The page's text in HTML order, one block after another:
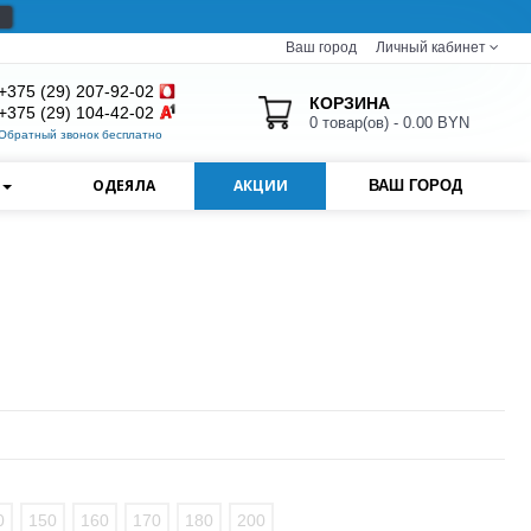
Ваш город Личный кабинет
(29) 207-92-02
(29) 104-42-02
звонок бесплатно
КОРЗИНА
0 товар(ов) - 0.00 BYN
ОДЕЯЛА АКЦИИ ВАШ ГОРОД
150 160 170 180 200